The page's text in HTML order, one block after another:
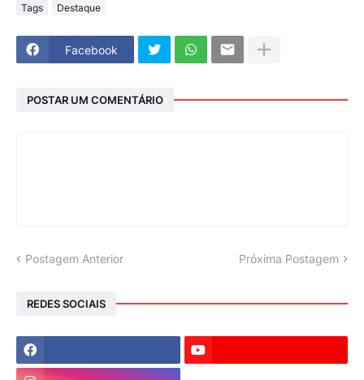
Tags Destaque
Facebook
POSTAR UM COMENTÁRIO
Postagem Anterior Próxima Postagem
REDES SOCIAIS